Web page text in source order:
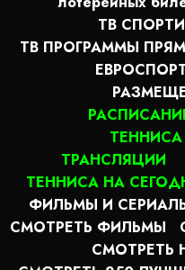
ТВ
ТВ ПРОГРАММЫ
ТРАНСЛЯЦИИ
ТЕННИСА НА
ФИЛЬМЫ И
СМОТРЕТЬ ФИЛЬМЫ
СМОТРЕТЬ